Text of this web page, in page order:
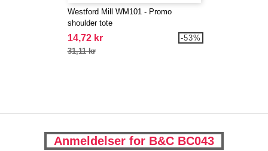
Westford Mill WM101 - Promo
shoulder tote
14,72 kr
31,11 kr
-53%
Anmeldelser for B&C BC043